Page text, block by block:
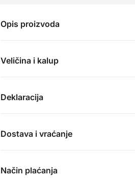
Opis proizvoda
Veličina i kalup
Deklaracija
Dostava i vraćanje
Način plaćanja